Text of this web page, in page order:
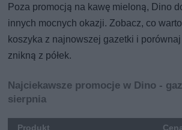
Poza promocją na kawę mieloną, Dino
innych mocnych okazji. Zobacz, co
koszyka z najnowszej gazetki i
znikną z półek.
Najciekawsze promocje w Dino -
sierpnia
Produkt